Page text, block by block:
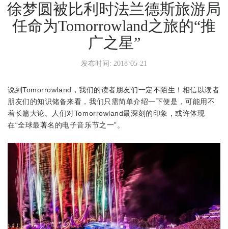
徐梦圆被比利时法兰德斯旅游局
任命为Tomorrowland之旅的“推
广之星”
发布时间: 2018-05-21
说到Tomorrowland，我们的读者朋友们一定不陌生！相信以读者
朋友们的知识储备来看，我们只需简单介绍一下便是，可能用不
着长篇大论。人们对Tomorrowland最深刻的印象，或许体现
在“全球最著名的电子音乐节之一”。